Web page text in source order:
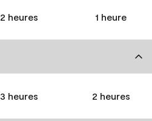
2 heures 1 heure
3 heures 2 heures